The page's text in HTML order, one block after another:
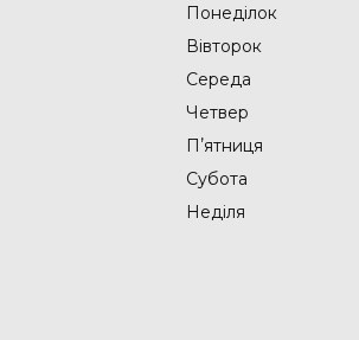
Понеділок
Вівторок
Середа
Четвер
Пʼятниця
Субота
Неділя